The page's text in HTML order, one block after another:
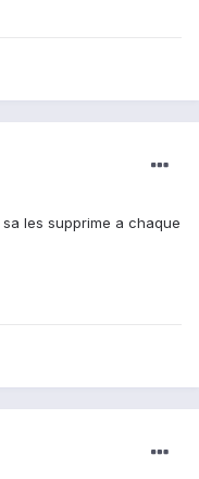
les supprime a chaque